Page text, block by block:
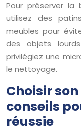
Pour préserver
utilisez des
meubles pour
des objets
privilégiez une
le nettoyage.
Choisir
conseils
réussie